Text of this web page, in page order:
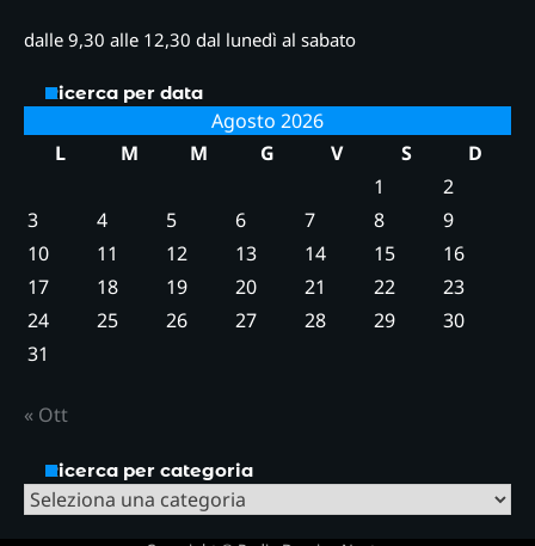
dalle 9,30 alle 12,30 dal lunedì al sabato
Ricerca per data
Agosto 2026
L
M M G V S
D
1
2
3
4 5 6 7 8
9
10
11 12 13 14 15
16
17
18 19 20 21 22
23
24
25 26 27 28 29
30
31
« Ott
Ricerca per categoria
Ricerca